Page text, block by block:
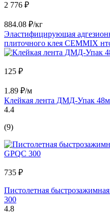
2 776 ₽
884.08 ₽/кг
Эластифицирующая
плиточного клея CEMMIX
125 ₽
1.89 ₽/м
Клейкая лента ДМД-Упак
4.4
(9)
735 ₽
Пистолетная
300
4.8